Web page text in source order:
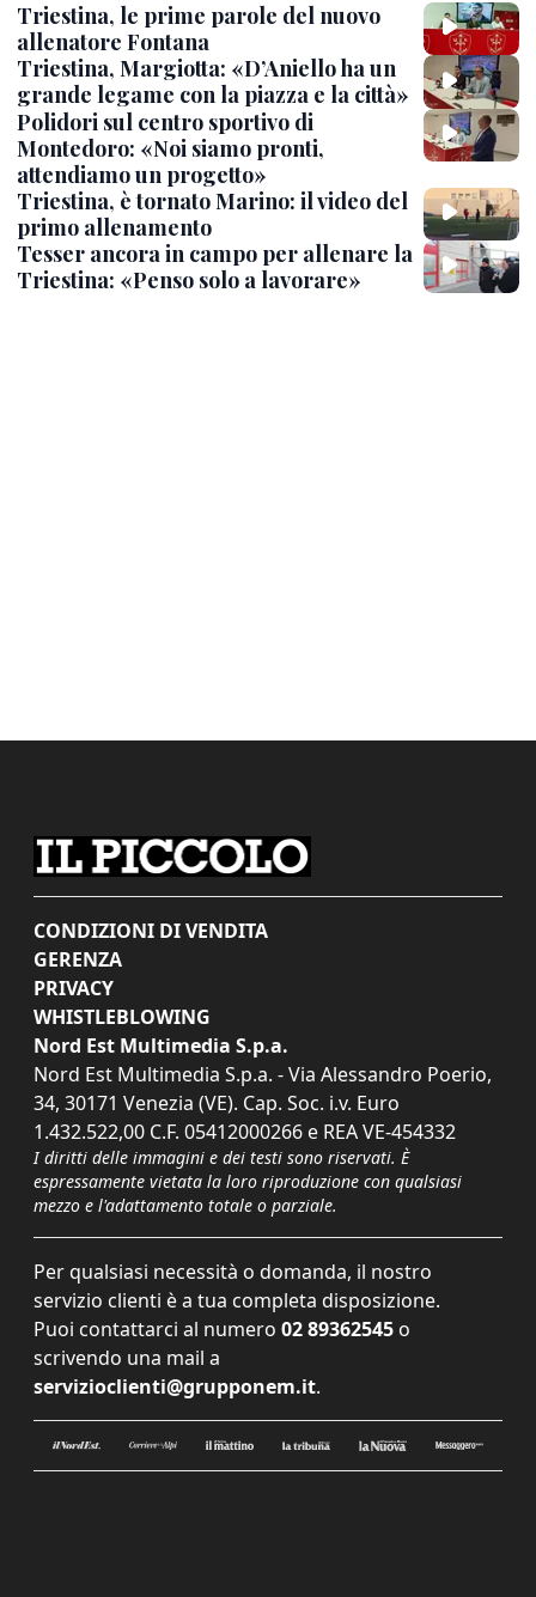
Triestina, le prime parole del nuovo
allenatore Fontana
Triestina, Margiotta: «D’Aniello ha un
grande legame con la piazza e la città»
Polidori sul centro sportivo di
Montedoro: «Noi siamo pronti,
attendiamo un progetto»
Triestina, è tornato Marino: il video del
primo allenamento
Tesser ancora in campo per allenare la
Triestina: «Penso solo a lavorare»
CONDIZIONI DI VENDITA
GERENZA
PRIVACY
WHISTLEBLOWING
Nord Est Multimedia S.p.a.
Nord Est Multimedia S.p.a. - Via Alessandro Poerio,
34, 30171 Venezia (VE). Cap. Soc. i.v. Euro
1.432.522,00 C.F. 05412000266 e REA VE-454332
I diritti delle immagini e dei testi sono riservati. È
espressamente vietata la loro riproduzione con qualsiasi
mezzo e l'adattamento totale o parziale.
Per qualsiasi necessità o domanda, il nostro
servizio clienti è a tua completa disposizione.
Puoi contattarci al numero 02 89362545 o
scrivendo una mail a
servizioclienti@grupponem.it.